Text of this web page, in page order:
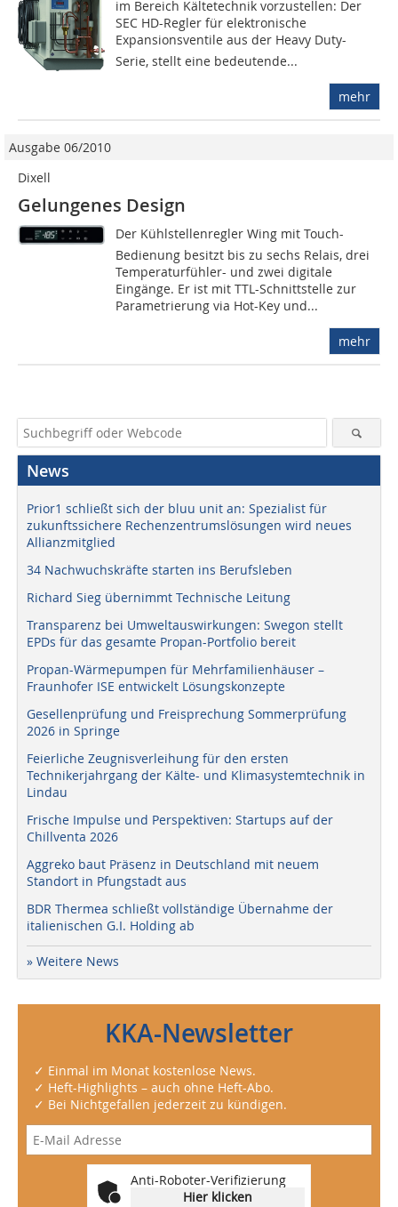
im Bereich Kältetechnik vorzustellen: Der
SEC HD-Regler für elektronische
Expansionsventile aus der Heavy Duty-
Serie, stellt eine bedeutende...
mehr
Ausgabe 06/2010
Dixell
Gelungenes Design
Der Kühlstellenregler Wing mit Touch-
Bedienung besitzt bis zu sechs Relais, drei
Temperaturfühler- und zwei digitale
Eingänge. Er ist mit TTL-Schnittstelle zur
Parametrierung via Hot-Key und...
mehr
News
Prior1 schließt sich der bluu unit an: Spezialist für
zukunftssichere Rechenzentrumslösungen wird neues
Allianzmitglied
34 Nachwuchskräfte starten ins Berufsleben
Richard Sieg übernimmt Technische Leitung
Transparenz bei Umweltauswirkungen: Swegon stellt
EPDs für das gesamte Propan-Portfolio bereit
Propan-Wärmepumpen für Mehrfamilienhäuser –
Fraunhofer ISE entwickelt Lösungskonzepte
Gesellenprüfung und Freisprechung Sommerprüfung
2026 in Springe
Feierliche Zeugnisverleihung für den ersten
Technikerjahrgang der Kälte- und Klimasystemtechnik in
Lindau
Frische Impulse und Perspektiven: Startups auf der
Chillventa 2026
Aggreko baut Präsenz in Deutschland mit neuem
Standort in Pfungstadt aus
BDR Thermea schließt vollständige Übernahme der
italienischen G.I. Holding ab
» Weitere News
KKA-Newsletter
✓ Einmal im Monat kostenlose News.
✓ Heft-Highlights – auch ohne Heft-Abo.
✓ Bei Nichtgefallen jederzeit zu kündigen.
Anti-Roboter-Verifizierung
Hier klicken